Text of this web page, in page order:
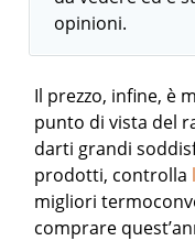
opinioni.
Il prezzo, infine, è
punto di vista del
darti grandi
prodotti, controlla
migliori
comprare